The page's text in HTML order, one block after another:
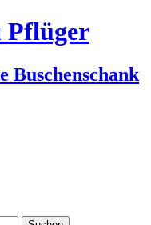
Pflüger
Buschenschank